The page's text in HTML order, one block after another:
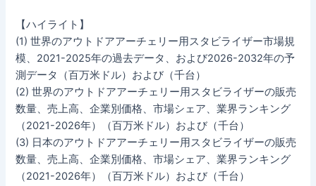
【ハイライト】
(1) 世界のアウトドアアーチェリー用スタビライザー市場規
模、2021-2025年の過去データ、および2026-2032年の予
測データ（百万米ドル）および（千台）
(2) 世界のアウトドアアーチェリー用スタビライザーの販売
数量、売上高、企業別価格、市場シェア、業界ランキング
（2021-2026年）（百万米ドル）および（千台）
(3) 日本のアウトドアアーチェリー用スタビライザーの販売
数量、売上高、企業別価格、市場シェア、業界ランキング
（2021-2026年）（百万米ドル）および（千台）